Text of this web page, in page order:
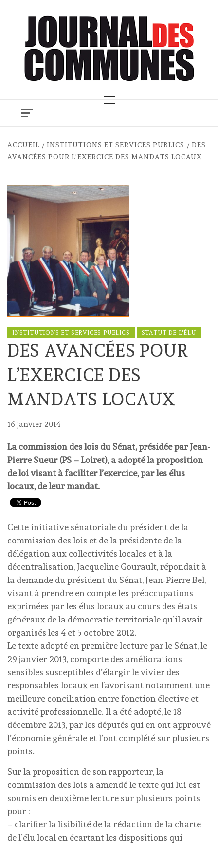
Menu
ACCUEIL INSTITUTIONS ET SERVICES PUBLICS
DES
AVANCÉES POUR L’EXERCICE DES MANDATS LOCAUX
INSTITUTIONS ET SERVICES PUBLICS STATUT DE L'ÉLU
DES AVANCÉES POUR
L’EXERCICE DES
MANDATS LOCAUX
16 janvier 2014
La commission des lois du Sénat, présidée par Jean-
Pierre Sueur (PS – Loiret), a adopté la proposition
de loi visant à faciliter l’exercice, par les élus
locaux, de leur mandat.
Cette initiative sénatoriale du président de la
commission des lois et de la présidente de la
délégation aux collectivités locales et à la
décentralisation, Jacqueline Gourault, répondait à
la demande du président du Sénat, Jean-Pierre Bel,
visant à prendre en compte les préoccupations
exprimées par les élus locaux au cours des états
généraux de la démocratie territoriale qu’il avait
organisés les 4 et 5 octobre 2012.
Le texte adopté en première lecture par le Sénat, le
29 janvier 2013, comporte des améliorations
sensibles susceptibles d’élargir le vivier des
responsables locaux en favorisant notamment une
meilleure conciliation entre fonction élective et
activité professionnelle. Il a été adopté, le 18
décembre 2013, par les députés qui en ont approuvé
l’économie générale et l’ont complété sur plusieurs
points.
Sur la proposition de son rapporteur, la
commission des lois a amendé le texte qui lui est
soumis en deuxième lecture sur plusieurs points
pour :
– clarifier la lisibilité de la rédaction de la charte
de l’élu local en écartant les dispositions qui